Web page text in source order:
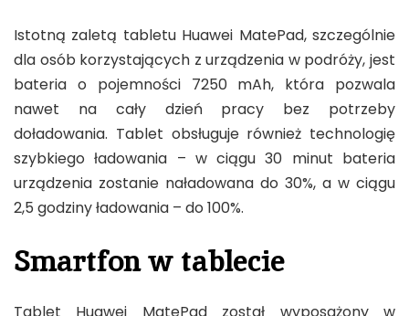
Istotną zaletą tabletu Huawei MatePad, szczególnie
dla osób korzystających z urządzenia w podróży, jest
bateria o pojemności 7250 mAh, która pozwala
nawet na cały dzień pracy bez potrzeby
doładowania. Tablet obsługuje również technologię
szybkiego ładowania – w ciągu 30 minut bateria
urządzenia zostanie naładowana do 30%, a w ciągu
2,5 godziny ładowania – do 100%.
Smartfon w tablecie
Tablet Huawei MatePad został wyposażony w